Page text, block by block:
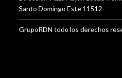
Santo Domingo Este 11512
GrupoRDN todo los derechos